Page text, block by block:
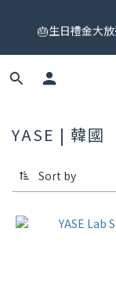
領
🎂生日禮金大
🎟️ 免運券來了！
YASE | 韓國
Sort by